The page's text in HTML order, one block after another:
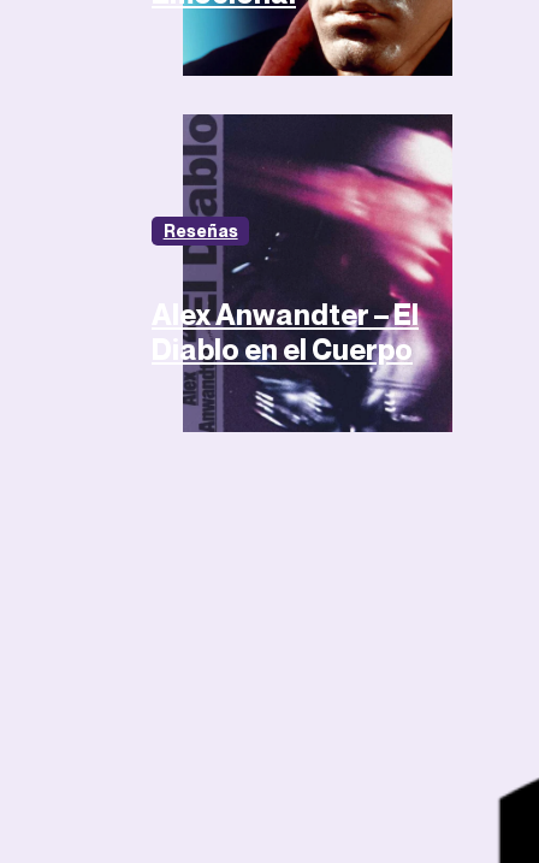
Reseñas
Alex Anwandter – El
Diablo en el Cuerpo